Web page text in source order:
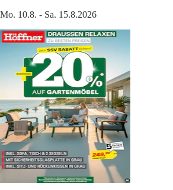
Mo. 10.8. - Sa. 15.8.2026